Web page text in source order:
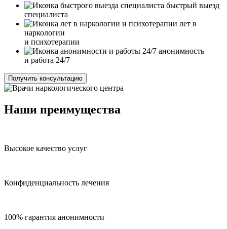
быстрый выезд
специалиста
лет в
наркологии
и психотерапии
анонимность
и работа 24/7
Получить консультацию
Наши преимущества
Высокое качество услуг
Конфиденциальность лечения
100% гарантия анонимности